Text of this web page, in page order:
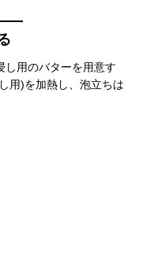
し用のバターを用意す
用)を加熱し、泡立ちは